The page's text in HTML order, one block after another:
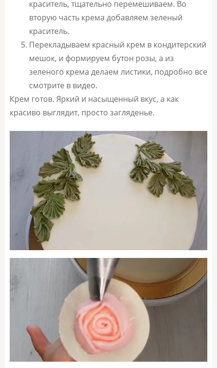
краситель, тщательно перемешиваем. Во
вторую часть крема добавляем зеленый
краситель.
Перекладываем красный крем в кондитерский
мешок, и формируем бутон розы, а из
зеленого крема делаем листики, подробно все
смотрите в видео.
Крем готов. Яркий и насыщенный вкус, а как
красиво выглядит, просто загляденье.